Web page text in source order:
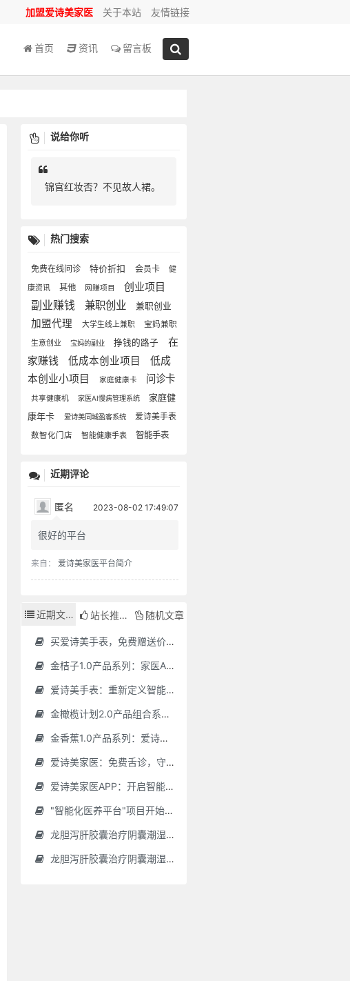
加盟爱诗美家医 关于本站 友情链接
首页 资讯 留言板
说给你听
锦官红妆否？不见故人裙。
热门搜索
免费在线问诊 特价折扣 会员卡
健
康资讯
其他 网赚项目
创业项目
副业赚钱
兼职创业 兼职创业
加盟代理 大学生线上兼职
宝妈兼职
生意创业
宝妈的副业 挣钱的路子
在
家赚钱
低成本创业项目
低成
本创业小项目
家庭健康卡 问诊卡
共享健康机 家医AI慢病管理系统
家庭健
康年卡
爱诗美同城盈客系统 爱诗美手表
数智化门店 智能健康手表 智能手表
近期评论
匿名 2023-08-02 17:49:07
很好的平台
来自： 爱诗美家医平台简介
近期文章 站长推荐 随机文章
买爱诗美手表，免费赠送价值30000元的数智化门店系统一套（含硬件）
金桔子1.0产品系列：家医AI慢病管理项目全国招募区域合伙人，低投入，高回报，长收益
爱诗美手表：重新定义智能健康管理的“医疗级守护者”
金橄榄计划2.0产品组合系列：健康分布机（健康一体机）+慢病管理系统，可落地在健康小屋，社区服务中心等等
金香蕉1.0产品系列：爱诗美家医健康分布机，健康一体机，社区服务中心，药店，健康小屋都需要
爱诗美家医：免费舌诊，守护您的健康之旅
爱诗美家医APP：开启智能舌诊新时代.舌诊app软件有哪些 好用的舌诊app大全
"智能化医养平台"项目开始招商了，零加盟费，终身自动赚钱
龙胆泻肝胶囊治疗阴囊潮湿吗(龙胆泻肝胶囊治疗阴囊潮湿吗怎么服用)
龙胆泻肝胶囊治疗阴囊潮湿吗怎么服用(龙胆泻肝胶囊治疗阴囊潮湿吗怎么服用效果好)